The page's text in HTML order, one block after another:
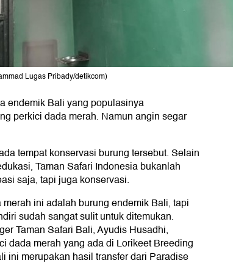
Lugas Pribady/detikcom)
endemik Bali yang populasinya
perkici dada merah. Namun angin segar
tempat konservasi burung tersebut. Selain
Taman Safari Indonesia bukanlah
saja, tapi juga konservasi.
ini adalah burung endemik Bali, tapi
sudah sangat sulit untuk ditemukan.
Taman Safari Bali, Ayudis Husadhi,
dada merah yang ada di Lorikeet Breeding
ini merupakan hasil transfer dari Paradise